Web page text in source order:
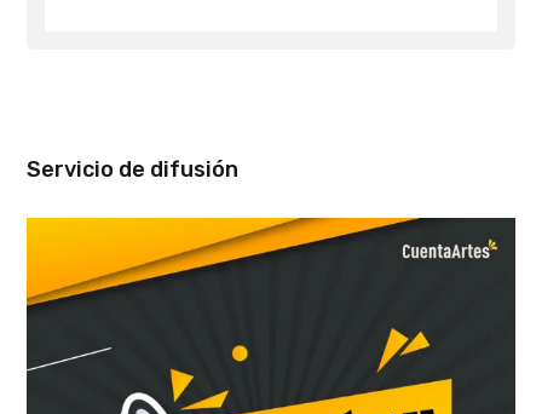
Servicio de difusión